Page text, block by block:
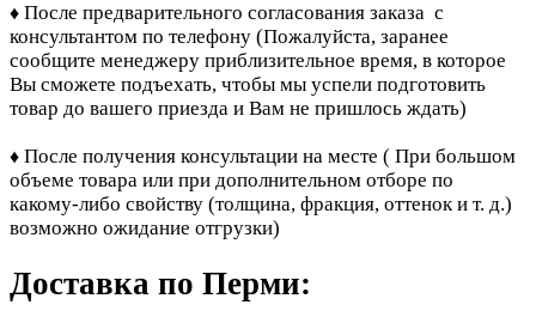
♦ После предварительного согласования заказа с
консультантом по телефону (Пожалуйста, заранее
сообщите менеджеру приблизительное время, в которое
Вы сможете подъехать, чтобы мы успели подготовить
товар до вашего приезда и Вам не пришлось ждать)
♦ После получения консультации на месте ( При большом
объеме товара или при дополнительном отборе по
какому-либо свойству (толщина, фракция, оттенок и т. д.)
возможно ожидание отгрузки)
Доставка по Перми: